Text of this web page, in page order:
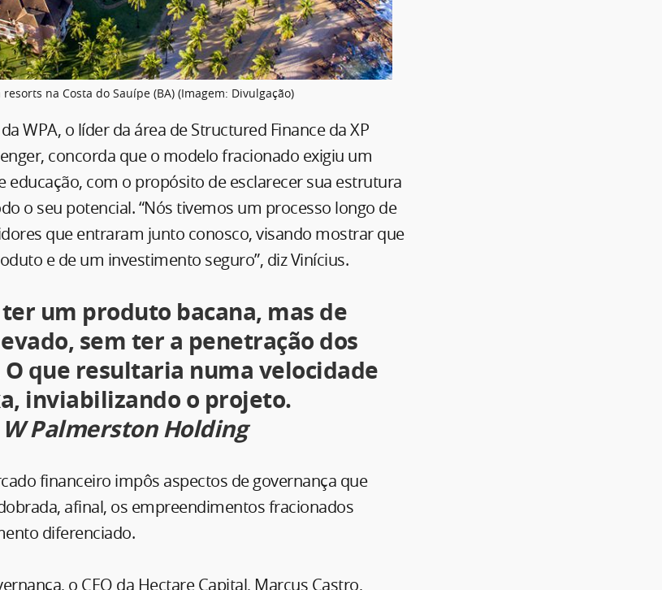
na Costa do Sauípe (BA) (Imagem: Divulgação)
WPA, o líder da área de Structured Finance da XP
concorda que o modelo fracionado exigiu um
com o propósito de esclarecer sua estrutura
o seu potencial. “Nós tivemos um processo longo de
que entraram junto conosco, visando mostrar que
e de um investimento seguro”, diz Vinícius.
um produto bacana, mas de
sem ter a penetração dos
que resultaria numa velocidade
inviabilizando o projeto.
Palmerston Holding
financeiro impôs aspectos de governança que
afinal, os empreendimentos fracionados
diferenciado.
o CEO da Hectare Capital, Marcus Castro,